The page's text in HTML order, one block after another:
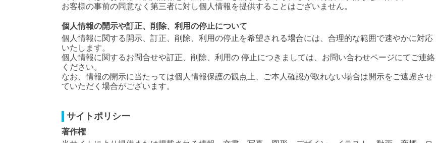
お客様の事前の同意なく第三者に対し個人情報を提供することはございません。
個人情報の開示や訂正、削除、利用の停止について
個人情報に関する開示、訂正、削除、利用の停止を希望される場合には、合理的な範囲で速やかに対応
いたします。
個人情報に関するお問合せや訂正、削除、利用の 停止につきましては、お問い合わせページにてご連絡
ください。
なお、情報の開示に当たっては個人情報保護の観点上、ご本人確認が取れない場合は開示をご遠慮させ
ていただく場合がございます。
サイトポリシー
著作権